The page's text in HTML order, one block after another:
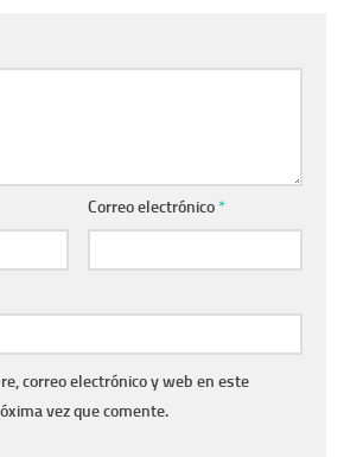
Correo electrónico*
correo electrónico y web en este
vez que comente.